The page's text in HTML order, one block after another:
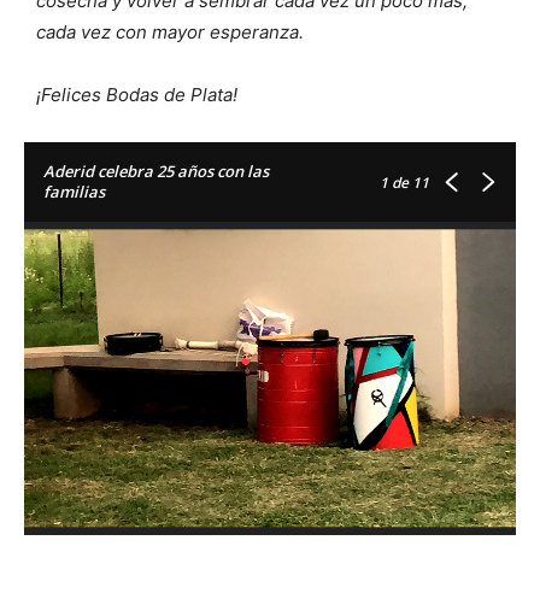
cada vez con mayor esperanza.
¡Felices Bodas de Plata!
Aderid celebra 25 años con las
familias
1 de 11